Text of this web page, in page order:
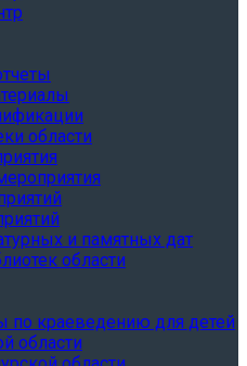
области
и памятных дат
области
по краеведению для детей
области